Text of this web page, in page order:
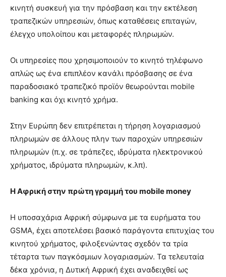
κινητή συσκευή για την πρόσβαση και την εκτέλεση
τραπεζικών υπηρεσιών, όπως καταθέσεις επιταγών,
έλεγχο υπολοίπου και μεταφορές πληρωμών.
Οι υπηρεσίες που χρησιμοποιούν το κινητό τηλέφωνο
απλώς ως ένα επιπλέον κανάλι πρόσβασης σε ένα
παραδοσιακό τραπεζικό προϊόν θεωρούνται mobile
banking και όχι κινητό χρήμα.
Στην Ευρώπη δεν επιτρέπεται η τήρηση λογαριασμού
πληρωμών σε άλλους πλην των παροχών υπηρεσιών
πληρωμών (π.χ. σε τράπεζες, ιδρύματα ηλεκτρονικού
χρήματος, ιδρύματα πληρωμών, κ.λπ).
Η Αφρική στην πρώτη γραμμή του mobile money
H υποσαχάρια Αφρική σύμφωνα με τα ευρήματα του
GSMA, έχει αποτελέσει βασικό παράγοντα επιτυχίας του
κινητού χρήματος, φιλοξενώντας σχεδόν τα τρία
τέταρτα των παγκόσμιων λογαριασμών. Τα τελευταία
δέκα χρόνια, η Δυτική Αφρική έχει αναδειχθεί ως